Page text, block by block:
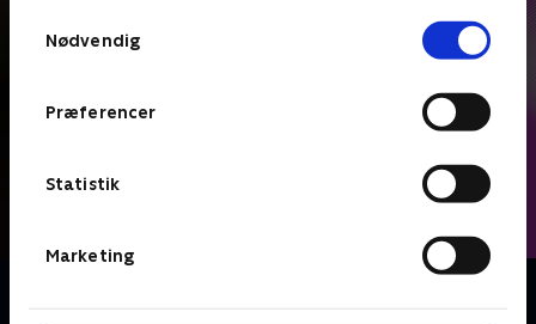
Nødvendig
Præferencer
Statistik
Marketing